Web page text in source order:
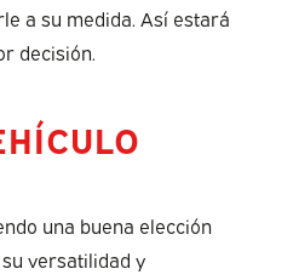
a su medida. Así estará
decisión.
una buena elección
versatilidad y